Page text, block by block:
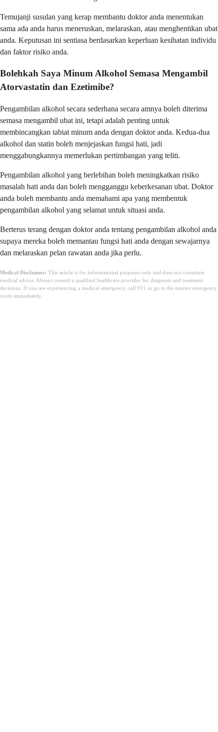
Temujanji susulan yang kerap membantu doktor anda menentukan
sama ada anda harus meneruskan, melaraskan, atau menghentikan ubat
anda. Keputusan ini sentiasa berdasarkan keperluan kesihatan individu
dan faktor risiko anda.
Bolehkah Saya Minum Alkohol Semasa Mengambil
Atorvastatin dan Ezetimibe?
Pengambilan alkohol secara sederhana secara amnya boleh diterima
semasa mengambil ubat ini, tetapi adalah penting untuk
membincangkan tabiat minum anda dengan doktor anda. Kedua-dua
alkohol dan statin boleh menjejaskan fungsi hati, jadi
menggabungkannya memerlukan pertimbangan yang teliti.
Pengambilan alkohol yang berlebihan boleh meningkatkan risiko
masalah hati anda dan boleh mengganggu keberkesanan ubat. Doktor
anda boleh membantu anda memahami apa yang membentuk
pengambilan alkohol yang selamat untuk situasi anda.
Berterus terang dengan doktor anda tentang pengambilan alkohol anda
supaya mereka boleh memantau fungsi hati anda dengan sewajarnya
dan melaraskan pelan rawatan anda jika perlu.
Medical Disclaimer: This article is for informational purposes only and does not constitute
medical advice. Always consult a qualified healthcare provider for diagnosis and treatment
decisions. If you are experiencing a medical emergency, call 911 or go to the nearest emergency
room immediately.